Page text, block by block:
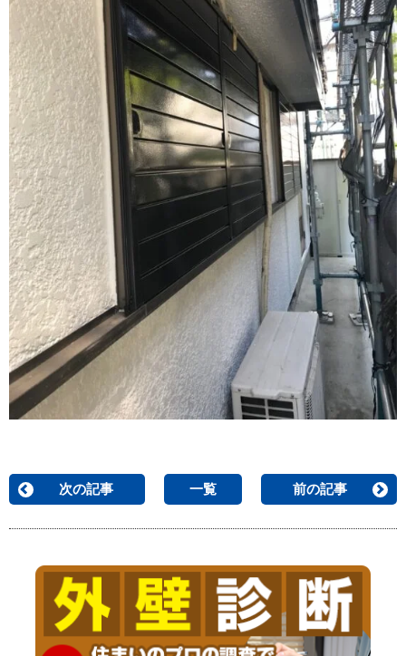
次の記事 一覧 前の記事